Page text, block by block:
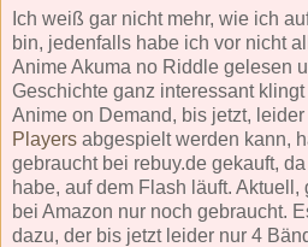
Ich weiß gar nicht mehr, wie ich
bin, jedenfalls habe ich vor nicht
Anime Akuma no Riddle gelesen
Geschichte ganz interessant
Anime on Demand, bis jetzt,
Players abgespielt werden kann,
gebraucht bei rebuy.de gekauft,
habe, auf dem Flash läuft.
bei Amazon nur noch gebraucht.
dazu, der bis jetzt leider nur 4